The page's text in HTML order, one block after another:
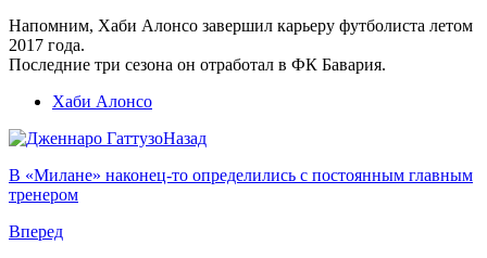
Напомним, Хаби Алонсо завершил карьеру футболиста летом
2017 года.
Последние три сезона он отработал в ФК Бавария.
Хаби Алонсо
Назад
В «Милане» наконец-то определились с постоянным главным
тренером
Вперед